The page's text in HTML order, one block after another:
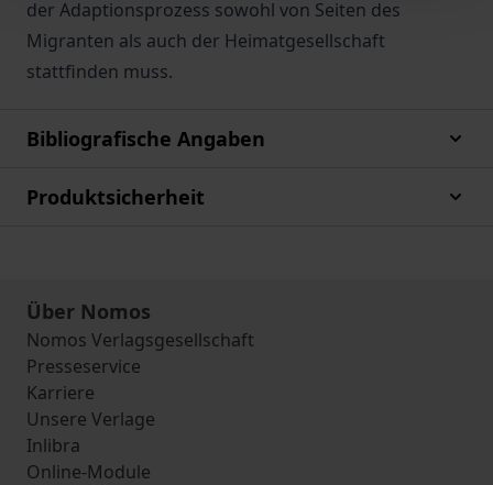
der Adaptionsprozess sowohl von Seiten des
Migranten als auch der Heimatgesellschaft
stattfinden muss.
Bibliografische Angaben
Produktsicherheit
Über Nomos
Nomos Verlagsgesellschaft
Presseservice
Karriere
Unsere Verlage
Inlibra
Online-Module